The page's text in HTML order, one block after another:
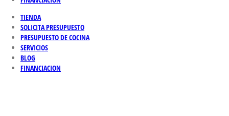
TIENDA
SOLICITA PRESUPUESTO
PRESUPUESTO DE COCINA
SERVICIOS
BLOG
FINANCIACION